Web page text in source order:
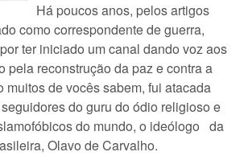
Há poucos anos, pelos artigos
como correspondente de guerra,
ter iniciado um canal dando voz aos
pela reconstrução da paz e contra a
muitos de vocês sabem, fui atacada
do guru do ódio religioso e
do mundo, o ideólogo da
Olavo de Carvalho.